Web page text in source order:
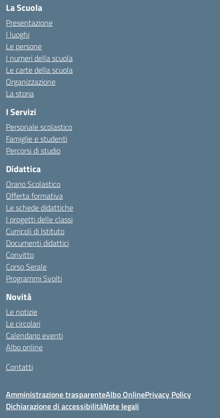
La Scuola
Presentazione
I luoghi
Le persone
I numeri della scuola
Le carte della scuola
Organizzazione
La storia
I Servizi
Personale scolastico
Famiglie e studenti
Percorsi di studio
Didattica
Orario Scolastico
Offerta formativa
Le schede didattiche
I progetti delle classi
Curricoli di Istituto
Documenti didattici
Convitto
Corso Serale
Programmi Svolti
Novità
Le notizie
Le circolari
Calendario eventi
Albo online
Contatti
Amministrazione trasparenteAlbo OnlinePrivacy Policy
Dichiarazione di accessibilitàNote legali